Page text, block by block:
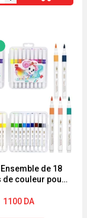
Ensemble de 18
de couleur pour
plastique
1100 DA